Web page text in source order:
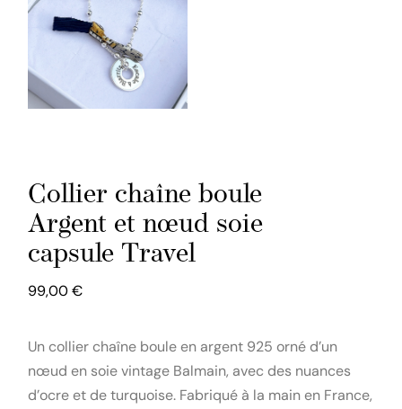
Collier chaîne boule
Argent et nœud soie
capsule Travel
99,00€
Un collier chaîne boule en argent 925 orné d’un
nœud en soie vintage Balmain, avec des nuances
d’ocre et de turquoise. Fabriqué à la main en France,